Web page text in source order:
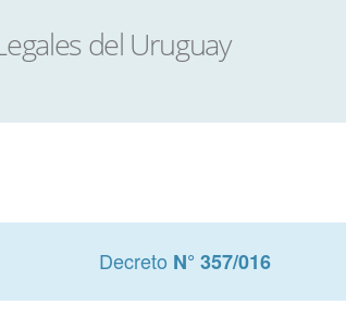
Decreto N° 357/016